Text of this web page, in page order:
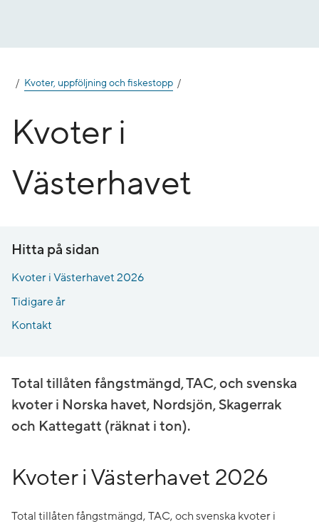
Kvoter, uppföljning och fiskestopp
Kvoter i
Västerhavet
Hitta på sidan
Kvoter i Västerhavet 2026
Tidigare år
Kontakt
Total tillåten fångstmängd, TAC, och svenska
kvoter i Norska havet, Nordsjön, Skagerrak
och Kattegatt (räknat i ton).
Kvoter i Västerhavet 2026
Total tillåten fångstmängd, TAC, och svenska kvoter i